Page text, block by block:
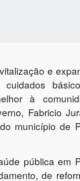
e
à
Fabricio
município de
pública em
de